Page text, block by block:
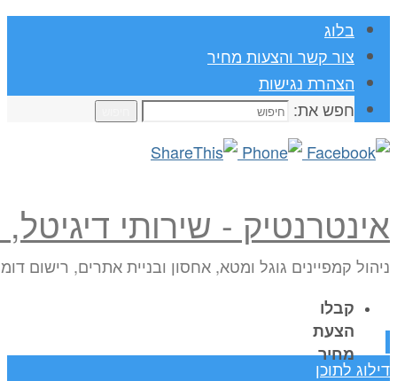
בלוג
צור קשר והצעות מחיר
הצהרת נגישות
חפש את:
אינטרנטיק - שירותי
ניהול קמפיינים גוגל ומטא, אחסון ובניית אתרים, רישום
קבלו
הצעת
מחיר
דילוג לתוכן